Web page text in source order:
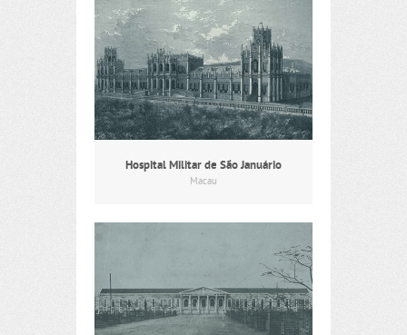
Hospital Militar de São Januário
Macau